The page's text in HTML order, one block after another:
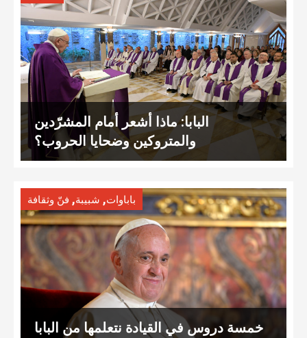
البابا: ماذا أشعر أمام المشرّدين
والمتروكين وضحايا الحروب؟
باباوات, شبيبة, فنّ وثقافة
خمسة دروس في القيادة نتعلمها من البابا